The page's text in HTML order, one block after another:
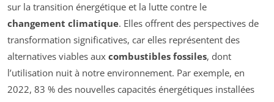
sur la transition énergétique et la lutte contre le
changement climatique. Elles offrent des perspectives de
transformation significatives, car elles représentent des
alternatives viables aux combustibles fossiles, dont
l’utilisation nuit à notre environnement. Par exemple, en
2022, 83 % des nouvelles capacités énergétiques installées